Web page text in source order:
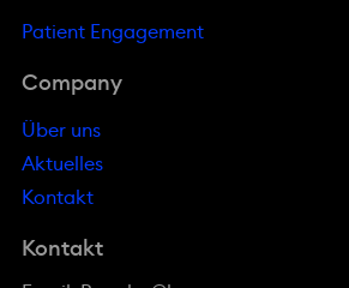
Patient Engagement
Company
Über uns
Aktuelles
Kontakt
Kontakt